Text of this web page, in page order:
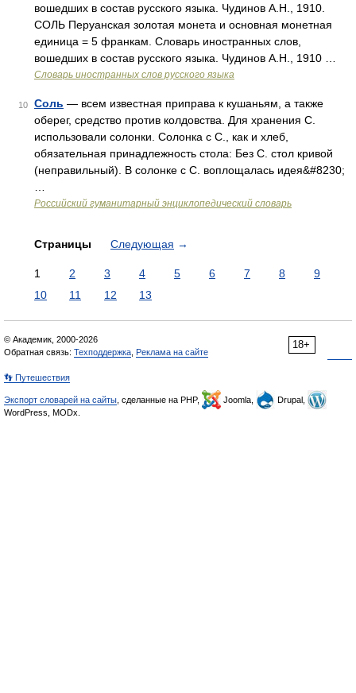
вошедших в состав русского языка. Чудинов А.Н., 1910.
СОЛЬ Перуанская золотая монета и основная монетная
единица = 5 франкам. Словарь иностранных слов,
вошедших в состав русского языка. Чудинов А.Н., 1910 …
Словарь иностранных слов русского языка
10 Соль — всем известная приправа к кушаньям, а также
оберег, средство против колдовства. Для хранения С.
использовали солонки. Солонка с С., как и хлеб,
обязательная принадлежность стола: Без С. стол кривой
(неправильный). В солонке с С. воплощалась идея&#8230;
Российский гуманитарный энциклопедический словарь
Страницы Следующая →
1 2 3 4 5 6 7 8
9
10
11 12 13
18+
© Академик, 2000-2026
Обратная связь: Техподдержка Реклама на сайте
👣 Путешествия
Экспорт словарей на сайты , сделанные на PHP, Joomla,
Drupal,
WordPress, MODx.